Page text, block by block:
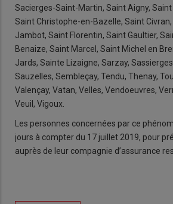
Sacierges-Saint-Martin, Saint Aigny,
Saint Christophe-en-Bazelle, Saint
Jambot, Saint Florentin, Saint Gaultier,
Benaize, Saint Marcel, Saint Michel en
Jards, Sainte Lizaigne, Sarzay,
Sauzelles, Sembleçay, Tendu, Thenay,
Valençay, Vatan, Velles, Vendoeuvres,
Veuil, Vigoux.
Les personnes concernées par ce
jours à compter du 17 juillet 2019, pour
auprès de leur compagnie d’assurance